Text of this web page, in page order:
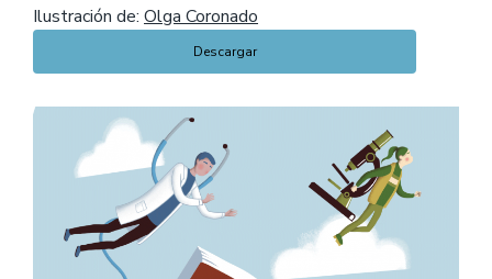
Ilustración de: Olga Coronado
Descargar